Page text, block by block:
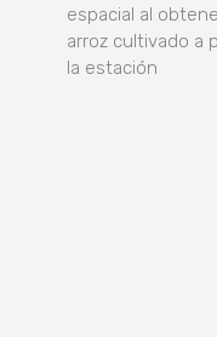
espacial al
arroz cultivado a
la estación